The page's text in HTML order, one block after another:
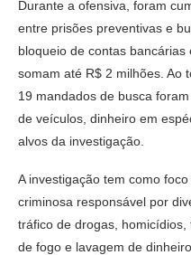
Durante a ofensiva, foram
entre prisões preventivas e
bloqueio de contas
somam até R$ 2 milhões. Ao
19 mandados de busca
de veículos, dinheiro em
alvos da investigação.
A investigação tem como
criminosa responsável por
tráfico de drogas,
de fogo e lavagem de